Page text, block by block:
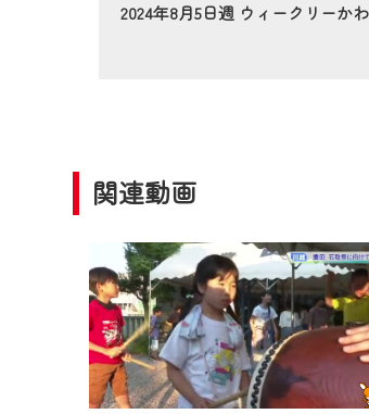
2024年8月5日週 ウィークリーか
関連動画
ご不便をおかけい